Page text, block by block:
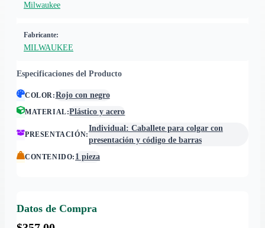
Milwaukee
Fabricante:
MILWAUKEE
Especificaciones del Producto
COLOR:Rojo con negro
MATERIAL:Plástico y acero
PRESENTACIÓN:
Individual: Caballete para colgar con
presentación y código de barras
CONTENIDO: 1 pieza
Datos de Compra